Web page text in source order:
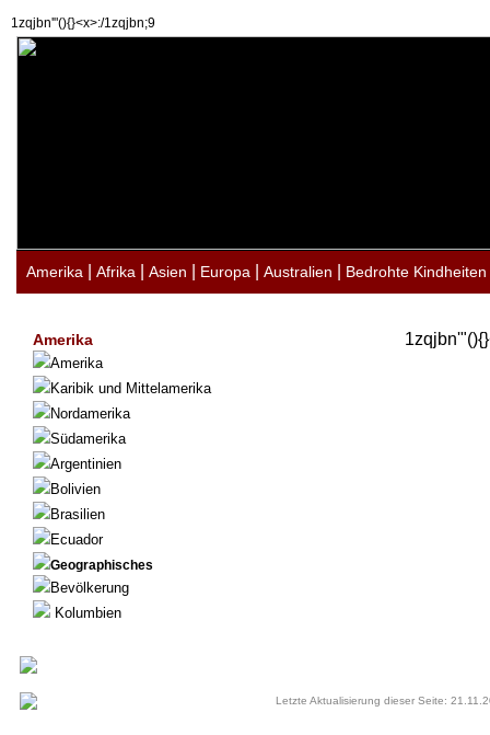
1zqjbn'"(){}<x>:/1zqjbn;9
Amerika Afrika Asien Europa Australien Bedrohte Kindheiten
Amerika
Amerika
Karibik und Mittelamerika
Nordamerika
Südamerika
Argentinien
Bolivien
Brasilien
Ecuador
Geographisches
Bevölkerung
Kolumbien
Letzte Aktualisierung dieser Seite: